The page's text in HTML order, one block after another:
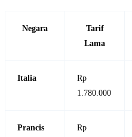
Negara
Tarif
Lama
Italia
Rp
1.780.000
Prancis Rp